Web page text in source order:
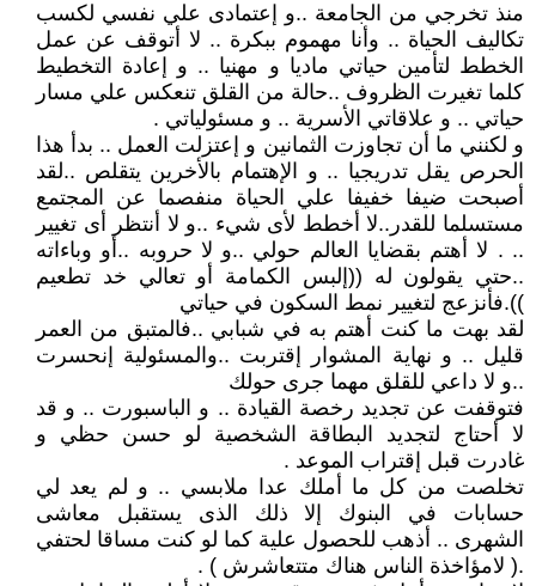
منذ تخرجي من الجامعة ..و إعتمادى علي نفسي لكسب
تكاليف الحياة .. وأنا مهموم ببكرة .. لا أتوقف عن عمل
الخطط لتأمين حياتي ماديا و مهنيا .. و إعادة التخطيط
كلما تغيرت الظروف ..حالة من القلق تنعكس علي مسار
حياتي .. و علاقاتي الأسرية .. و مسئولياتي .
و لكنني ما أن تجاوزت الثمانين و إعتزلت العمل .. بدأ هذا
الحرص يقل تدريجيا .. و الإهتمام بالأخرين يتقلص ..لقد
أصبحت ضيفا خفيفا علي الحياة منفصما عن المجتمع
مستسلما للقدر..لا أخطط لأى شيء ..و لا أنتظر أى تغيير
.. . لا أهتم بقضايا العالم حولي ..و لا حروبه ..أو وباءاته
..حتي يقولون له ((إلبس الكمامة أو تعالي خد تطعيم
)).فأنزعج لتغيير نمط السكون في حياتي
لقد بهت ما كنت أهتم به في شبابي ..فالمتبق من العمر
قليل .. و نهاية المشوار إقتربت ..والمسئولية إنحسرت
..و لا داعي للقلق مهما جرى حولك
فتوقفت عن تجديد رخصة القيادة .. و الباسبورت .. و قد
لا أحتاج لتجديد البطاقة الشخصية لو حسن حظي و
غادرت قبل إقتراب الموعد .
تخلصت من كل ما أملك عدا ملابسي .. و لم يعد لي
حسابات في البنوك إلا ذلك الذى يستقبل معاشى
الشهرى .. أذهب للحصول علية كما لو كنت مساقا لحتفي
.( لامؤاخذة الناس هناك متتعاشرش ) .